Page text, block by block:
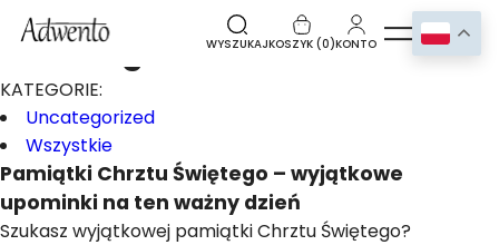
WYSZUKAJKOSZYK (0)KONTO
Uncategorized
KATEGORIE:
Uncategorized
Wszystkie
Pamiątki Chrztu Świętego – wyjątkowe
upominki na ten ważny dzień
Szukasz wyjątkowej pamiątki Chrztu Świętego?